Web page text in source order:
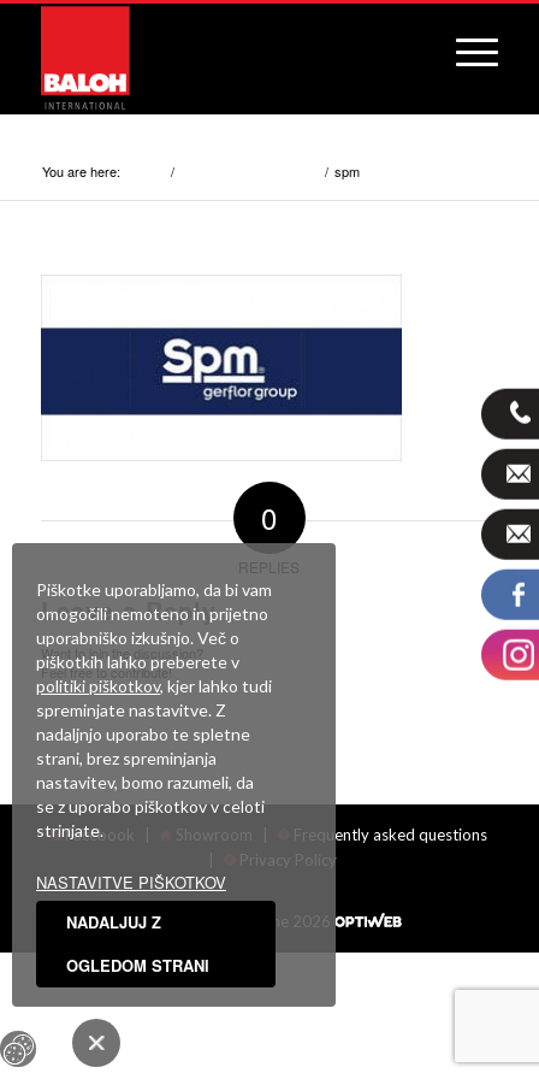
You are here: / / spm
0
REPLIES
Leave a Reply
Want to join the discussion?
Feel free to contribute!
You must belogged into post a comment.
Facebook Showroom
Frequently asked questions
Privacy Policy
Vse pravice pridržane 2026
Piškotke uporabljamo, da bi vam
omogočili nemoteno in prijetno
uporabniško izkušnjo. Več o
piškotkih lahko preberete v
politiki piškotkov, kjer lahko tudi
spreminjate nastavitve. Z
nadaljnjo uporabo te spletne
strani, brez spreminjanja
nastavitev, bomo razumeli, da
se z uporabo piškotkov v celoti
strinjate.
NASTAVITVE PIŠKOTKOV
NADALJUJ Z
OGLEDOM STRANI